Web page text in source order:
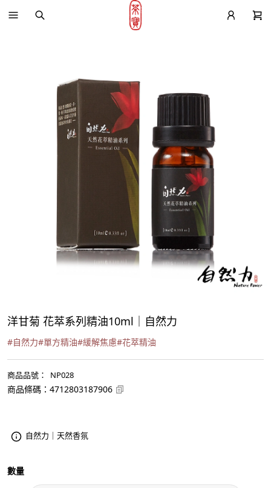
洋甘菊 花萃系列精油10ml｜自然力
#自然力#單方精油#緩解焦慮#花萃精油
商品品號 ： NP028
商品條碼 ： 4712803187906
自然力｜天然香氛
數量